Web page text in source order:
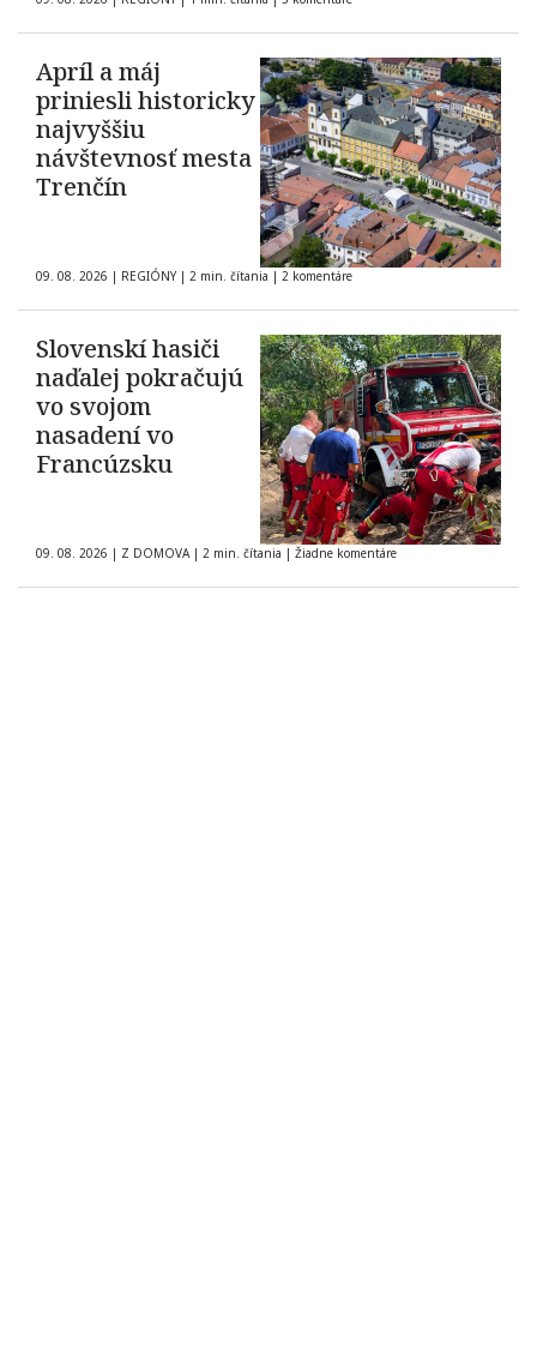
Apríl a máj
priniesli historicky
najvyššiu
návštevnosť mesta
Trenčín
09. 08. 2026 | REGIÓNY | 2 min. čítania | 2 komentáre
Slovenskí hasiči
naďalej pokračujú
vo svojom
nasadení vo
Francúzsku
09. 08. 2026 | Z DOMOVA | 2 min. čítania | Žiadne komentáre